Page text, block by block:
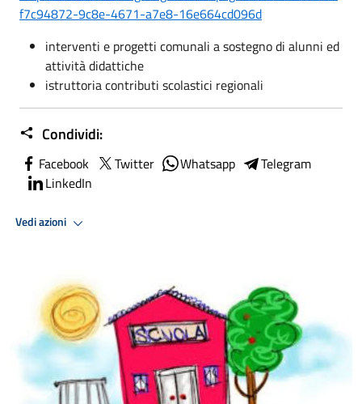
f7c94872-9c8e-4671-a7e8-16e664cd096d
interventi e progetti comunali a sostegno di alunni ed
attività didattiche
istruttoria contributi scolastici regionali
Condividi:
Facebook Twitter Whatsapp
Telegram
LinkedIn
Vedi azioni